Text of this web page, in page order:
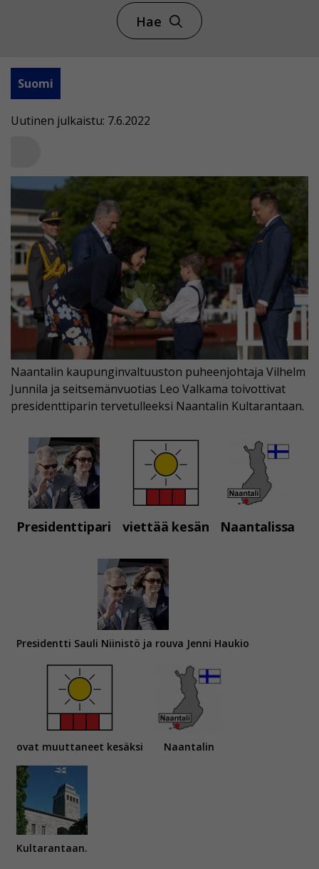
Hae
Suomi
Uutinen julkaistu: 7.6.2022
Presidenttipari viettää kesän Naantalissa
Naantalin kaupunginvaltuuston puheenjohtaja Vilhelm
Junnila ja seitsemänvuotias Leo Valkama toivottivat
presidenttiparin tervetulleeksi Naantalin Kultarantaan.
Presidentti Sauli Niinistö ja rouva Jenni Haukio
ovat muuttaneet kesäksi Naantalin
Kultarantaan.